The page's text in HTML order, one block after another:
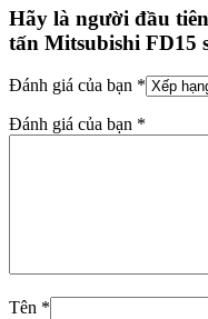
Hãy là người đầu
tấn Mitsubishi FD15
Đánh giá của bạn *
Đánh giá của bạn *
Tên *